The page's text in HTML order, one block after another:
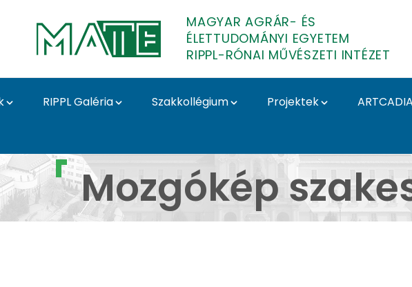
MAGYAR AGRÁR- ÉS
ÉLETTUDOMÁNYI EGYETEM
RIPPL-RÓNAI MŰVÉSZETI INTÉZET
RIPPL Galéria Szakkollégium Projektek ARTCADIA
- Mozgókép szakest -
Mozgókép